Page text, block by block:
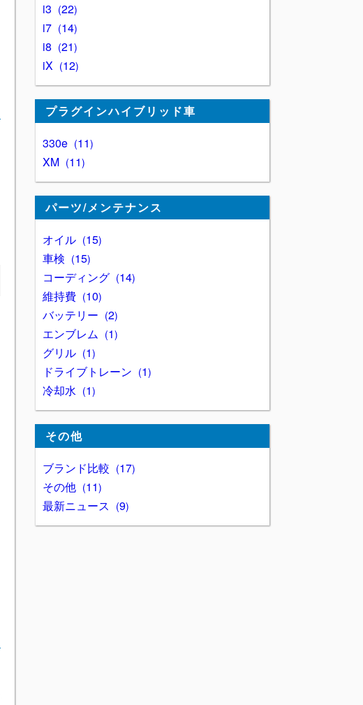
i3
22
i7
14
i8
21
iX
12
プラグインハイブリッド車
330e
11
XM
11
パーツ/メンテナンス
オイル
15
車検
15
コーディング
14
維持費
10
バッテリー
2
エンブレム
1
グリル
1
ドライブトレーン
1
冷却水
1
その他
ブランド比較
17
その他
11
最新ニュース
9